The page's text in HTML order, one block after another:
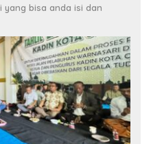
yang bisa anda isi dan